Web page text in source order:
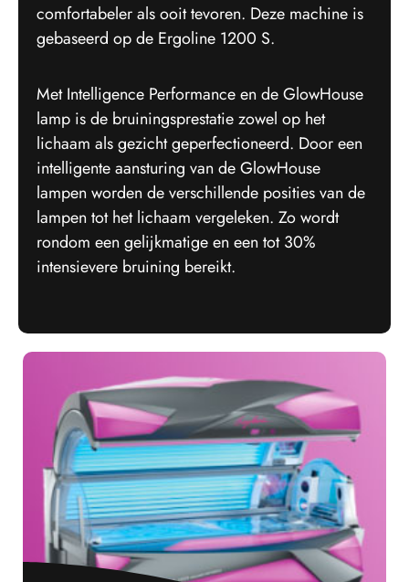
comfortabeler als ooit tevoren. Deze machine is
gebaseerd op de Ergoline 1200 S.
Met Intelligence Performance en de GlowHouse
lamp is de bruiningsprestatie zowel op het
lichaam als gezicht geperfectioneerd. Door een
intelligente aansturing van de GlowHouse
lampen worden de verschillende posities van de
lampen tot het lichaam vergeleken. Zo wordt
rondom een gelijkmatige en een tot 30%
intensievere bruining bereikt.